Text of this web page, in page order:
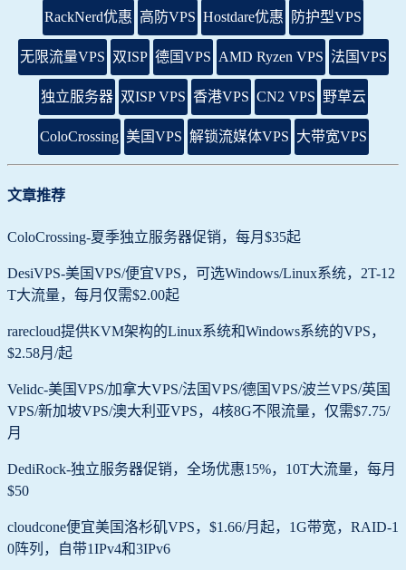
RackNerd优惠 高防VPS Hostdare优惠 防护型VPS
无限流量VPS 双ISP 德国VPS AMD Ryzen VPS 法国VPS
独立服务器 双ISP VPS 香港VPS CN2 VPS 野草云
ColoCrossing 美国VPS 解锁流媒体VPS 大带宽VPS
文章推荐
ColoCrossing-夏季独立服务器促销，每月$35起
DesiVPS-美国VPS/便宜VPS，可选Windows/Linux系统，2T-12
T大流量，每月仅需$2.00起
rarecloud提供KVM架构的Linux系统和Windows系统的VPS，
$2.58月/起
Velidc-美国VPS/加拿大VPS/法国VPS/德国VPS/波兰VPS/英国
VPS/新加坡VPS/澳大利亚VPS，4核8G不限流量，仅需$7.75/
月
DediRock-独立服务器促销，全场优惠15%，10T大流量，每月
$50
cloudcone便宜美国洛杉矶VPS，$1.66/月起，1G带宽，RAID-1
0阵列，自带1IPv4和3IPv6